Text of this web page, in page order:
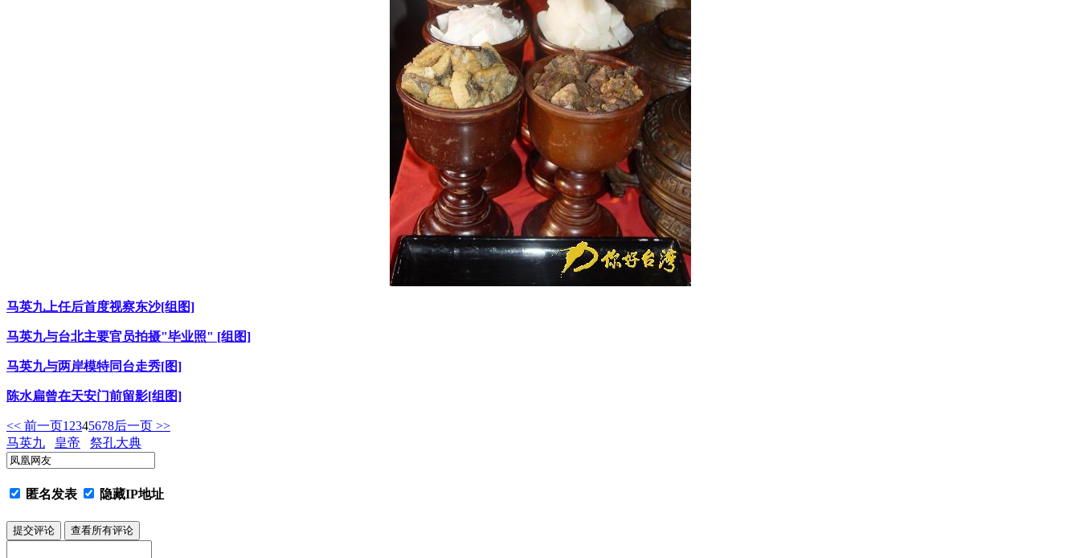
马英九上任后首度视察东沙[组图]
马英九与台北主要官员拍摄"毕业照" [组图]
马英九与两岸模特同台走秀[图]
陈水扁曾在天安门前留影[组图]
<< 前一页1 2345678后一页 >>
马英九
皇帝 祭孔大典
匿名发表 隐藏IP地址